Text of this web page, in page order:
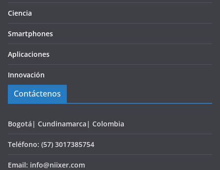
Ciencia
Smartphones
Aplicaciones
Innovación
Contáctenos
Bogotá| Cundinamarca| Colombia
Teléfono: (57) 3017385754
Email: info@niixer.com